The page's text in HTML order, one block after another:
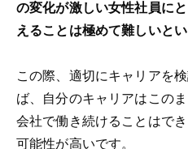
の変化が激しい女性社員に
えることは極めて難しいとい
この際、適切にキャリアを
ば、自分のキャリアはこの
会社で働き続けることはで
可能性が高いです。